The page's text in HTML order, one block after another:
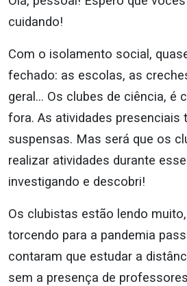
cuidando!
Com o isolamento social,
fechado: as escolas, as
geral… Os clubes de ciência, é
fora. As atividades presenciais
suspensas. Mas será que os
realizar atividades durante
investigando e descobri!
Os clubistas estão lendo
torcendo para a pandemia
contaram que estudar a
sem a presença de